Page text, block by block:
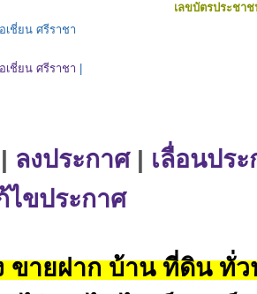
เลขบัตรประชา
เชี่ยน ศรีราชา
เชี่ยน ศรีราชา
| ลงประกาศ| เลื่อนปร
ไขประกาศ
ขายฝาก บ้าน ที่ดิน ทั่ว